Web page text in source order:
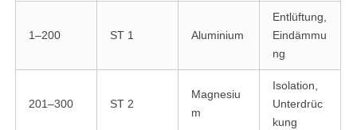
1–200 ST 1 Aluminium
Entlüftung,
Eindämmu
ng
201–300 ST 2
Magnesiu
m
Isolation,
Unterdrüc
kung